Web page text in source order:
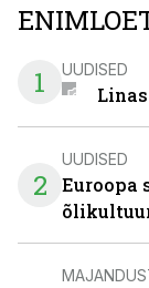
1
UUDISED
2
UUDISED
Euroopa